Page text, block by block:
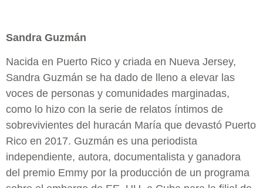
Sandra Guzmán
Nacida en Puerto Rico y criada en Nueva Jersey,
Sandra Guzmán se ha dado de lleno a elevar las
voces de personas y comunidades marginadas,
como lo hizo con la serie de relatos íntimos de
sobrevivientes del huracán María que devastó Puerto
Rico en 2017. Guzmán es una periodista
independiente, autora, documentalista y ganadora
del premio Emmy por la producción de un programa